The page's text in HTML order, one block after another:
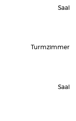
Saal
Turmzimmer
Saal